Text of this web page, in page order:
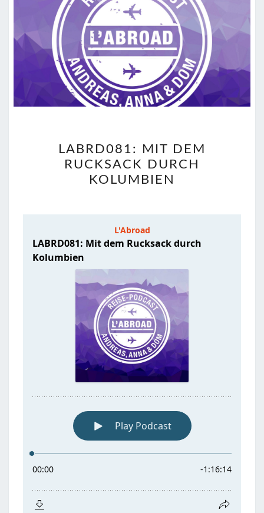
MIT
DEM
RUCKSACK
LABRD081: MIT DEM
RUCKSACK DURCH
KOLUMBIEN